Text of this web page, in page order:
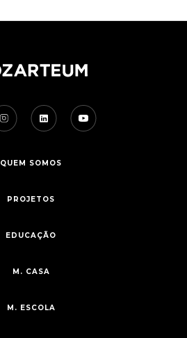
QUEM SOMOS
PROJETOS
EDUCAÇÃO
M. CASA
M. ESCOLA